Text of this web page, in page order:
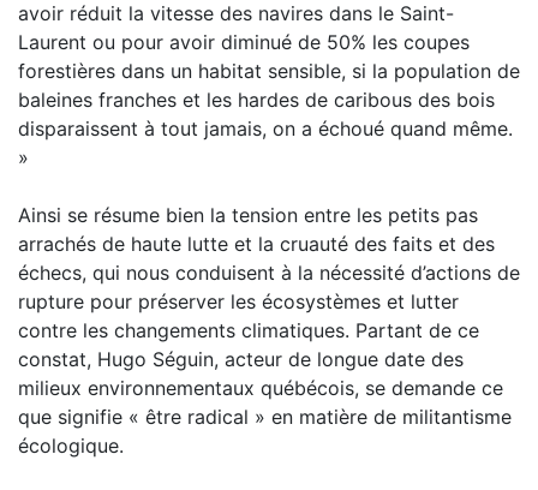
avoir réduit la vitesse des navires dans le Saint-
Laurent ou pour avoir diminué de 50% les coupes
forestières dans un habitat sensible, si la population de
baleines franches et les hardes de caribous des bois
disparaissent à tout jamais, on a échoué quand même.
»
Ainsi se résume bien la tension entre les petits pas
arrachés de haute lutte et la cruauté des faits et des
échecs, qui nous conduisent à la nécessité d’actions de
rupture pour préserver les écosystèmes et lutter
contre les changements climatiques. Partant de ce
constat, Hugo Séguin, acteur de longue date des
milieux environnementaux québécois, se demande ce
que signifie « être radical » en matière de militantisme
écologique.